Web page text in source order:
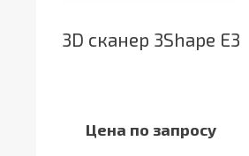
3D сканер 3Shape E3
Цена по запросу